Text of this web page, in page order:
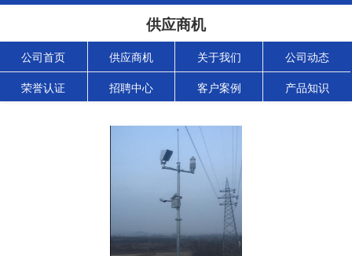
供应商机
公司首页 供应商机 关于我们 公司动态
荣誉认证 招聘中心 客户案例 产品知识